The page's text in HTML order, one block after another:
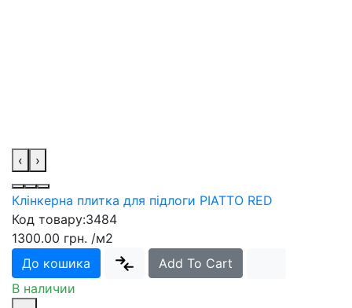
‹ ›
Клінкерна плитка для підлоги PIATTO RED
Код товару:3484
1300.00 грн. /м2
До кошика
Add To Cart
В наличии